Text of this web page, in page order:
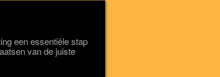
een essentiële stap
van de juiste